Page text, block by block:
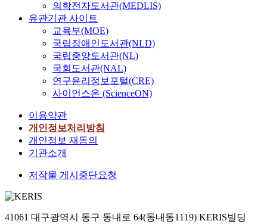
의학전자도서관(MEDLIS)
유관기관 사이트
교육부(MOE)
국립장애인도서관(NLD)
국립중앙도서관(NL)
국회도서관(NAL)
연구윤리정보포털(CRE)
사이언스온 (ScienceON)
이용약관
개인정보처리방침
개인정보 재동의
기관소개
저작물 게시중단요청
41061 대구광역시 동구 동내로 64(동내동1119) KERIS빌딩